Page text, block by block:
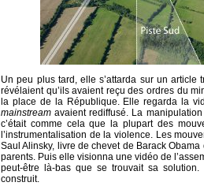
Un peu plus tard, elle s’attarda sur un
révélaient qu’ils avaient reçu des ordres du
la place de la République. Elle regarda la
mainstream avaient rediffusé. La
c’était comme cela que la plupart des
l’instrumentalisation de la violence. Les
Saul Alinsky, livre de chevet de Barack
parents. Puis elle visionna une vidéo de
peut-être là-bas que se trouvait sa
construit.